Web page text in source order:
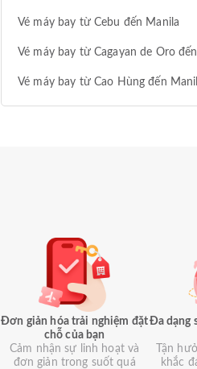
Vé máy bay từ Cebu đến Manila
Vé máy bay từ Cagayan de Oro
Vé máy bay từ Cao Hùng đến
Đơn giản hóa trải nghiệm đặt
chỗ của bạn
Cảm nhận sự linh hoạt và
đơn giản trong suốt quá
Đa dạng
Tận
khắc